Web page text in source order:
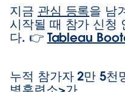
지금 관심 등록을 남
시작될 때 참가 신청
다. 👉 Tableau
누적 참가자 2만 5천